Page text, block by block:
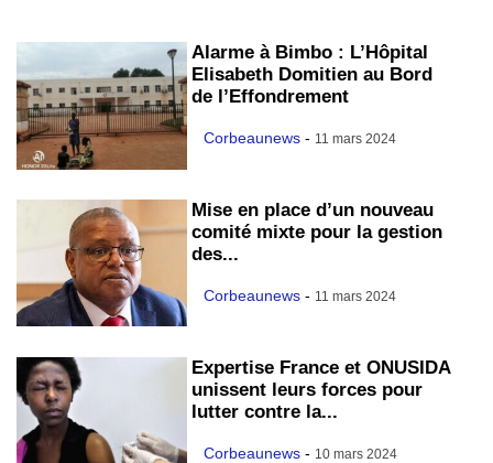
Alarme à Bimbo : L’Hôpital
Elisabeth Domitien au Bord
de l’Effondrement
Corbeaunews - 11 mars 2024
Mise en place d’un nouveau
comité mixte pour la gestion
des...
Corbeaunews - 11 mars 2024
Expertise France et ONUSIDA
unissent leurs forces pour
lutter contre la...
Corbeaunews - 10 mars 2024